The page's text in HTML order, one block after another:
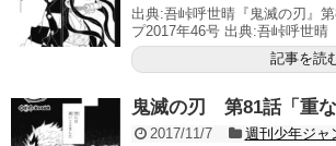
出典:吾峠呼世晴『鬼滅の刃』
プ2017年46号 出典:吾峠呼世晴
記事を読
鬼滅の刃 第81話「重
2017/11/7 週刊少年ジャ